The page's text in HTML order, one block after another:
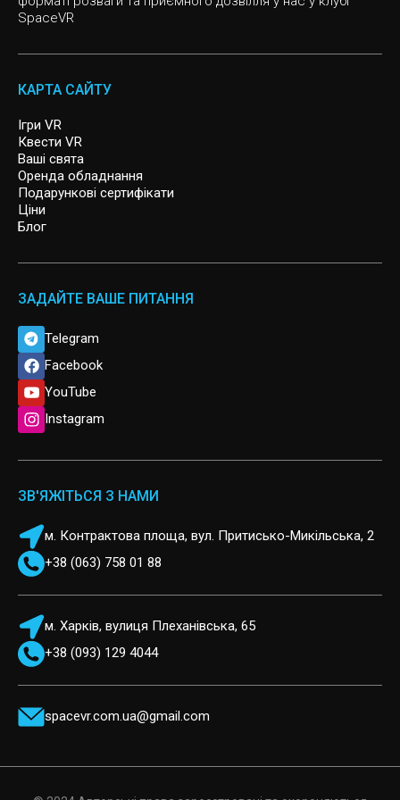
Інді ігри
VR квест, Спасіння Світу
SIGNAL LOST
ARCHER
SpaceVR
КАРТА САЙТУ
Ігри VR
Квести VR
Ваші свята
Оренда обладнання
Подарункові сертифікати
Ціни
Блог
ЗАДАЙТЕ ВАШЕ ПИТАННЯ
Telegram
Facebook
YouTube
Instagram
ЗВ'ЯЖІТЬСЯ З НАМИ
м. Контрактова площа, вул. Притисько-Микільська, 2
+38 (063) 758 01 88
м. Харків, вулиця Плеханівська, 65
+38 (093) 129 4044
spacevr.com.ua@gmail.com